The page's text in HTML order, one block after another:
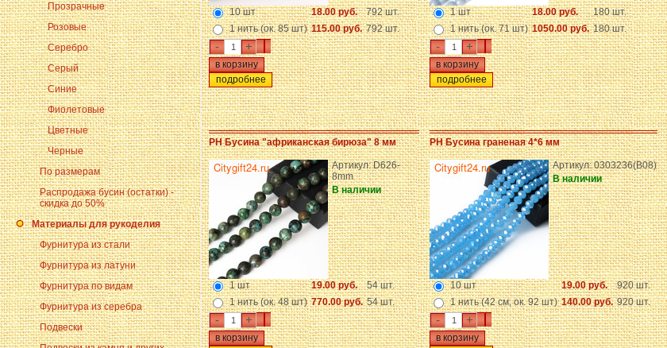
Прозрачные
Розовые
Серебро
Серый
Синие
Фиолетовые
Цветные
Черные
По размерам
Распродажа бусин (остатки) -
скидка до 50%
Материалы для рукоделия
Фурнитура из стали
Фурнитура из латуни
Фурнитура по видам
Фурнитура из серебра
Подвески
10 шт 18.00 руб.
792 шт.
1 нить (ок. 85 шт) 115.00 руб. 792 шт.
- +
подробнее
1 шт 18.00 руб.
180 шт.
1 нить (ок. 71 шт) 1050.00 руб. 180 шт.
- +
подробнее
PH Бусина "африканская бирюза" 8 мм
Артикул: D626-
8mm
В наличии
1 шт 19.00 руб.
54 шт.
1 нить (ок. 48 шт) 770.00 руб. 54 шт.
- +
PH Бусина граненая 4*6 мм
Артикул: 0303236(B08)
В наличии
10 шт 19.00 руб.
920 шт.
1 нить (42 см, ок. 92 шт) 140.00 руб. 920 шт.
- +